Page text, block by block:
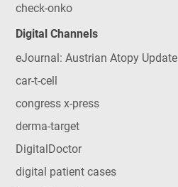
check-onko
Digital Channels
eJournal: Austrian Atopy Update
car-t-cell
congress x-press
derma-target
DigitalDoctor
digital patient cases